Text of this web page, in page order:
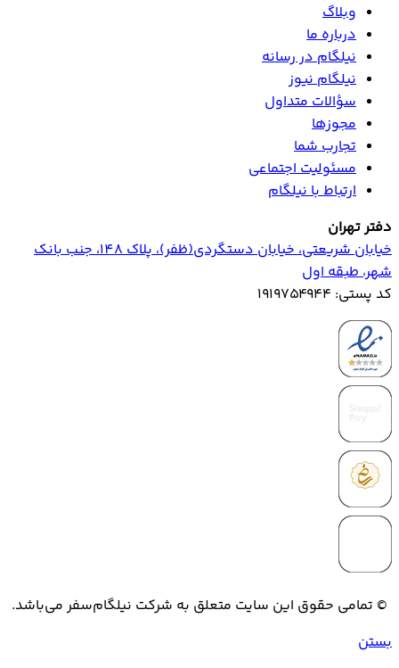
وبلاگ
درباره ما
نیلگام در رسانه
نیلگام نیوز
سؤالات متداول
مجوزها
تجارب شما
مسئولیت اجتماعی
ارتباط با نیلگام
دفتر تهران
خیابان‌ شریعتی، خیابان‌ دستگردی(ظفر)، پلاک 148، جنب بانک
شهر، طبقه اول
کد پستی: ۱۹۱۹۷۵۴۹۴۴
© تمامی حقوق این سایت متعلق به شرکت نیلگام‌سفر می‌باشد.
بستن